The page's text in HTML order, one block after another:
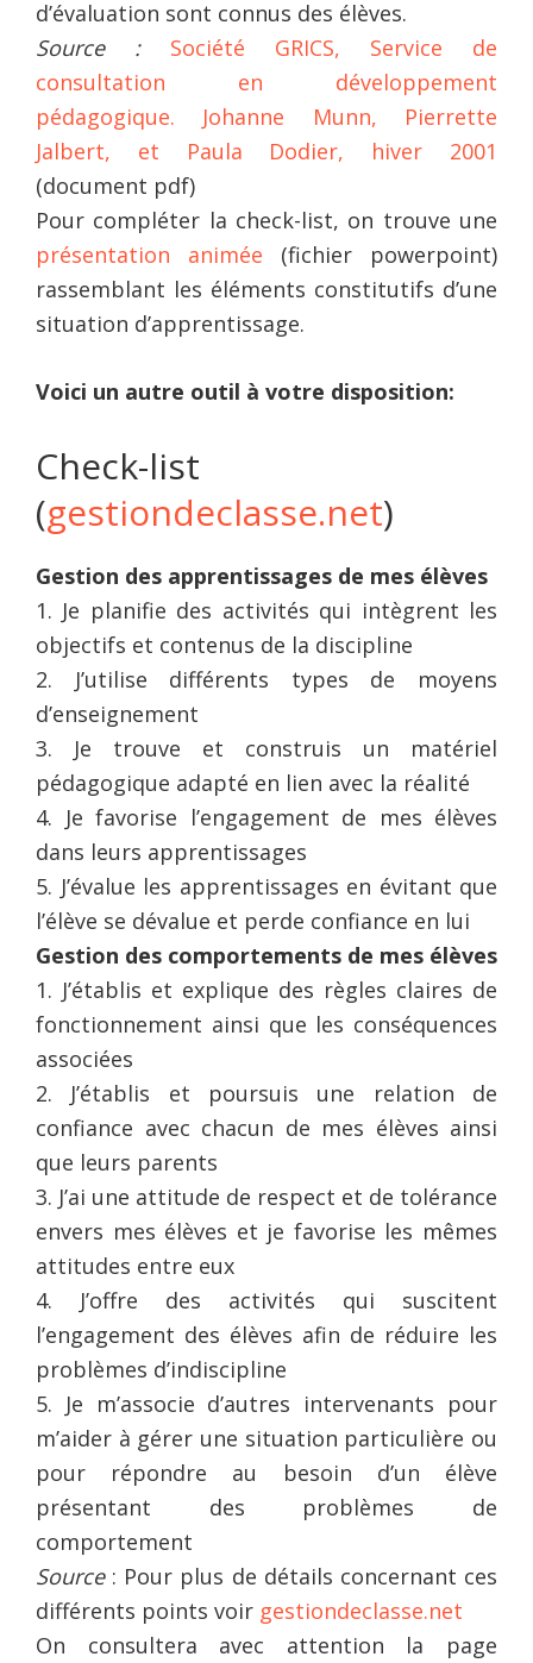
d’évaluation sont connus des élèves.
Source :
Société GRICS, Service de
consultation en développement
pédagogique. Johanne Munn, Pierrette
Jalbert, et Paula Dodier, hiver 2001
(document pdf)
Pour compléter la check-list, on trouve une
présentation animée (fichier powerpoint)
rassemblant les éléments constitutifs d’une
situation d’apprentissage.
Voici un autre outil à votre disposition:
Check-list
(gestiondeclasse.net)
Gestion des apprentissages de mes élèves
1. Je planifie des activités qui intègrent les
objectifs et contenus de la discipline
2. J’utilise différents types de moyens
d’enseignement
3. Je trouve et construis un matériel
pédagogique adapté en lien avec la réalité
4. Je favorise l’engagement de mes élèves
dans leurs apprentissages
5. J’évalue les apprentissages en évitant que
l’élève se dévalue et perde confiance en lui
Gestion des comportements de mes élèves
1. J’établis et explique des règles claires de
fonctionnement ainsi que les conséquences
associées
2. J’établis et poursuis une relation de
confiance avec chacun de mes élèves ainsi
que leurs parents
3. J’ai une attitude de respect et de tolérance
envers mes élèves et je favorise les mêmes
attitudes entre eux
4. J’offre des activités qui suscitent
l’engagement des élèves afin de réduire les
problèmes d’indiscipline
5. Je m’associe d’autres intervenants pour
m’aider à gérer une situation particulière ou
pour répondre au besoin d’un élève
présentant des problèmes de
comportement
Source: Pour plus de détails concernant ces
différents points voir gestiondeclasse.net
On consultera avec attention la page